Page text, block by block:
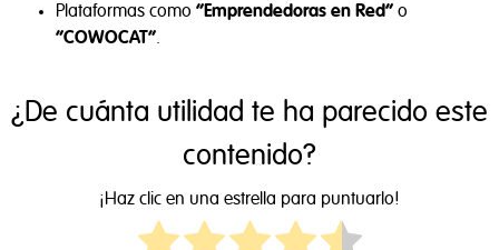
Plataformas como “Emprendedoras en Red” o
“COWOCAT”.
¿De cuánta utilidad te ha parecido este
contenido?
¡Haz clic en una estrella para puntuarlo!